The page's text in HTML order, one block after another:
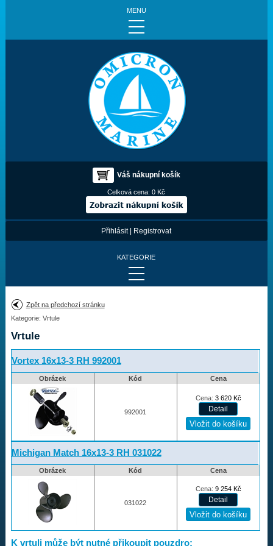
MENU
Váš nákupní košík
Celková cena:0 Kč
Přihlásit| Registrovat
KATEGORIE
Provedení:
Výrobce:
Drážky na hřídeli:
Najít vrtuli
Motory
Vrtule
Vortex
Apollo
Ballistic
Zpět na předchozí stránku
Kategorie: Vrtule
Vrtule
Vortex 16x13-3 RH 992001
Obrázek Kód Cena
992001
Cena: 3 620 Kč
Michigan Match 16x13-3 RH 031022
Obrázek Kód Cena
031022
Cena: 9 254 Kč
K vrtuli může být nutné přikoupit pouzdro: